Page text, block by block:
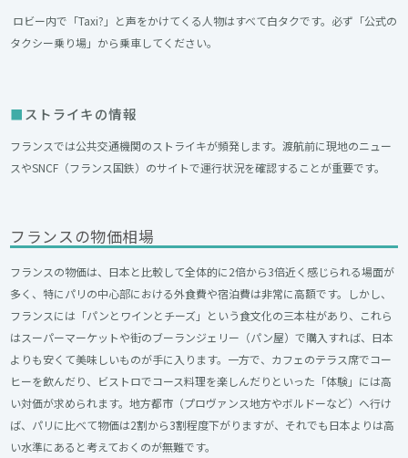
ロビー内で「Taxi?」と声をかけてくる人物はすべて白タクです。必ず「公式の
タクシー乗り場」から乗車してください。
ストライキの情報
フランスでは公共交通機関のストライキが頻発します。渡航前に現地のニュー
スやSNCF（フランス国鉄）のサイトで運行状況を確認することが重要です。
フランスの物価相場
フランスの物価は、日本と比較して全体的に2倍から3倍近く感じられる場面が
多く、特にパリの中心部における外食費や宿泊費は非常に高額です。しかし、
フランスには「パンとワインとチーズ」という食文化の三本柱があり、これら
はスーパーマーケットや街のブーランジェリー（パン屋）で購入すれば、日本
よりも安くて美味しいものが手に入ります。一方で、カフェのテラス席でコー
ヒーを飲んだり、ビストロでコース料理を楽しんだりといった「体験」には高
い対価が求められます。地方都市（プロヴァンス地方やボルドーなど）へ行け
ば、パリに比べて物価は2割から3割程度下がりますが、それでも日本よりは高
い水準にあると考えておくのが無難です。